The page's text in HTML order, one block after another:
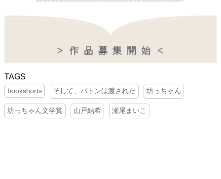
bookshorts そして、バトンは渡された 坊っちゃん
坊っちゃん文学賞 山戸結希 瀬尾まいこ